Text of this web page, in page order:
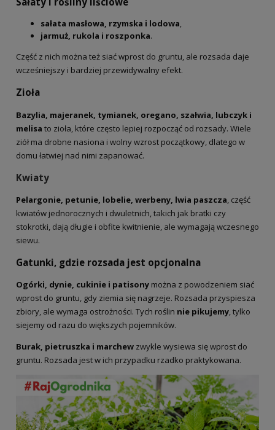
sałata masłowa, rzymska i lodowa,
jarmuż, rukola i roszponka.
Część z nich można też siać wprost do gruntu, ale rozsada daje
wcześniejszy i bardziej przewidywalny efekt.
Zioła
Bazylia, majeranek, tymianek, oregano, szałwia, lubczyk i
melisa to zioła, które często lepiej rozpocząć od rozsady. Wiele
ziół ma drobne nasiona i wolny wzrost początkowy, dlatego w
domu łatwiej nad nimi zapanować.
Kwiaty
Pelargonie, petunie, lobelie, werbeny, lwia paszcza, część
kwiatów jednorocznych i dwuletnich, takich jak bratki czy
stokrotki, dają długie i obfite kwitnienie, ale wymagają wczesnego
siewu.
Gatunki, gdzie rozsada jest opcjonalna
Ogórki, dynie, cukinie i patisony można z powodzeniem siać
wprost do gruntu, gdy ziemia się nagrzeje. Rozsada przyspiesza
zbiory, ale wymaga ostrożności. Tych roślin nie pikujemy, tylko
siejemy od razu do większych pojemników.
Burak, pietruszka i marchew zwykle wysiewa się wprost do
gruntu. Rozsada jest w ich przypadku rzadko praktykowana.